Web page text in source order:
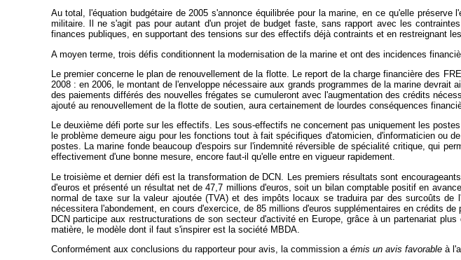
Au total, l'équation budgétaire de 2005 s'annonce équilibrée pour la marine, en ce qu'elle
militaire. Il ne s'agit pas pour autant d'un projet de budget faste, sans rapport avec les
finances publiques, en supportant des tensions sur des effectifs déjà contraints et en restreignant
A moyen terme, trois défis conditionnent la modernisation de la marine et ont des incidences
Le premier concerne le plan de renouvellement de la flotte. Le report de la charge financière des
2008 : en 2006, le montant de l'enveloppe nécessaire aux grands programmes de la marine
des paiements différés des nouvelles frégates se cumuleront avec l'augmentation des crédits
ajouté au renouvellement de la flotte de soutien, aura certainement de lourdes conséquences
Le deuxième défi porte sur les effectifs. Les sous-effectifs ne concernent pas uniquement les
le problème demeure aigu pour les fonctions tout à fait spécifiques d'atomicien, d'informaticien
postes. La marine fonde beaucoup d'espoirs sur l'indemnité réversible de spécialité critique, qui
effectivement d'une bonne mesure, encore faut-il qu'elle entre en vigueur rapidement.
Le troisième et dernier défi est la transformation de DCN. Les premiers résultats sont
d'euros et présenté un résultat net de 47,7 millions d'euros, soit un bilan comptable positif en
normal de taxe sur la valeur ajoutée (TVA) et des impôts locaux se traduira par des surcoûts
nécessitera l'abondement, en cours d'exercice, de 85 millions d'euros supplémentaires en crédits
DCN participe aux restructurations de son secteur d'activité en Europe, grâce à un partenariat
matière, le modèle dont il faut s'inspirer est la société MBDA.
Conformément aux conclusions du rapporteur pour avis, la commission a émis un avis favorableà